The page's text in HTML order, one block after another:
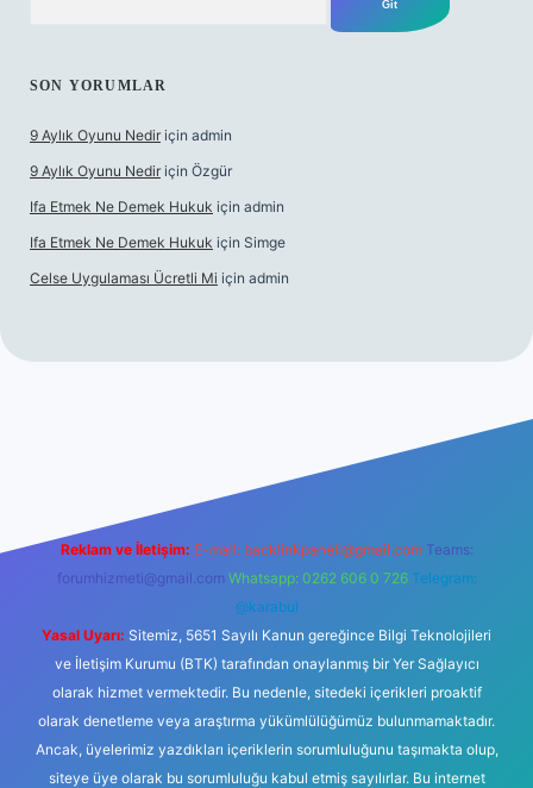
SON YORUMLAR
9 Aylık Oyunu Nedir için admin
9 Aylık Oyunu Nedir için Özgür
Ifa Etmek Ne Demek Hukuk için admin
Ifa Etmek Ne Demek Hukuk için Simge
Celse Uygulaması Ücretli Mi için admin
Reklam ve İletişim: E-mail: backlinkpaneli@gmail.com Teams:
forumhizmeti@gmail.com Whatsapp: 0262 606 0 726 Telegram:
@karabul
Yasal Uyarı: Sitemiz, 5651 Sayılı Kanun gereğince Bilgi Teknolojileri
ve İletişim Kurumu (BTK) tarafından onaylanmış bir Yer Sağlayıcı
olarak hizmet vermektedir. Bu nedenle, sitedeki içerikleri proaktif
olarak denetleme veya araştırma yükümlülüğümüz bulunmamaktadır.
Ancak, üyelerimiz yazdıkları içeriklerin sorumluluğunu taşımakta olup,
siteye üye olarak bu sorumluluğu kabul etmiş sayılırlar. Bu internet